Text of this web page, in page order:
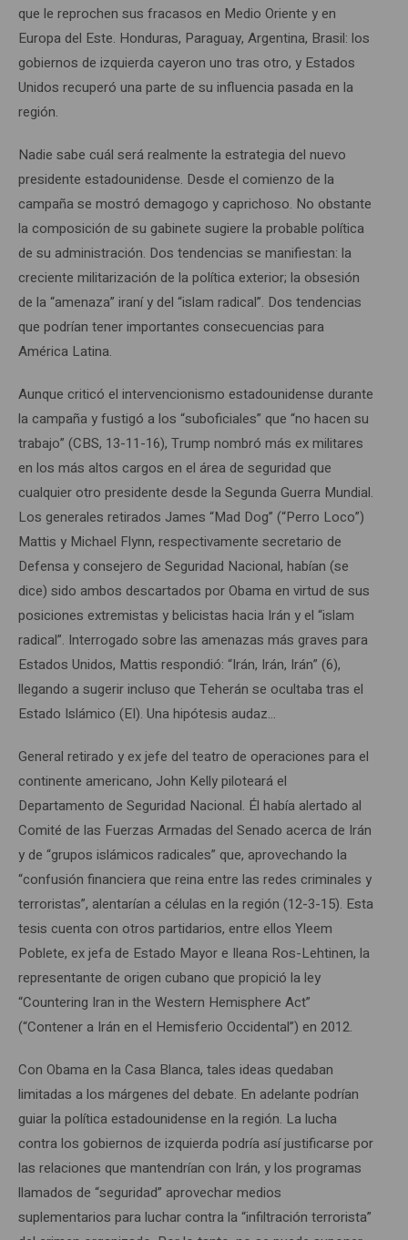
que le reprochen sus fracasos en Medio Oriente y en
Europa del Este. Honduras, Paraguay, Argentina, Brasil: los
gobiernos de izquierda cayeron uno tras otro, y Estados
Unidos recuperó una parte de su influencia pasada en la
región.
Nadie sabe cuál será realmente la estrategia del nuevo
presidente estadounidense. Desde el comienzo de la
campaña se mostró demagogo y caprichoso. No obstante
la composición de su gabinete sugiere la probable política
de su administración. Dos tendencias se manifiestan: la
creciente militarización de la política exterior; la obsesión
de la “amenaza” iraní y del “islam radical”. Dos tendencias
que podrían tener importantes consecuencias para
América Latina.
Aunque criticó el intervencionismo estadounidense durante
la campaña y fustigó a los “suboficiales” que “no hacen su
trabajo” (CBS, 13-11-16), Trump nombró más ex militares
en los más altos cargos en el área de seguridad que
cualquier otro presidente desde la Segunda Guerra Mundial.
Los generales retirados James “Mad Dog” (“Perro Loco”)
Mattis y Michael Flynn, respectivamente secretario de
Defensa y consejero de Seguridad Nacional, habían (se
dice) sido ambos descartados por Obama en virtud de sus
posiciones extremistas y belicistas hacia Irán y el “islam
radical”. Interrogado sobre las amenazas más graves para
Estados Unidos, Mattis respondió: “Irán, Irán, Irán” (6),
llegando a sugerir incluso que Teherán se ocultaba tras el
Estado Islámico (EI). Una hipótesis audaz…
General retirado y ex jefe del teatro de operaciones para el
continente americano, John Kelly piloteará el
Departamento de Seguridad Nacional. Él había alertado al
Comité de las Fuerzas Armadas del Senado acerca de Irán
y de “grupos islámicos radicales” que, aprovechando la
“confusión financiera que reina entre las redes criminales y
terroristas”, alentarían a células en la región (12-3-15). Esta
tesis cuenta con otros partidarios, entre ellos Yleem
Poblete, ex jefa de Estado Mayor e Ileana Ros-Lehtinen, la
representante de origen cubano que propició la ley
“Countering Iran in the Western Hemisphere Act”
(“Contener a Irán en el Hemisferio Occidental”) en 2012.
Con Obama en la Casa Blanca, tales ideas quedaban
limitadas a los márgenes del debate. En adelante podrían
guiar la política estadounidense en la región. La lucha
contra los gobiernos de izquierda podría así justificarse por
las relaciones que mantendrían con Irán, y los programas
llamados de “seguridad” aprovechar medios
suplementarios para luchar contra la “infiltración terrorista”